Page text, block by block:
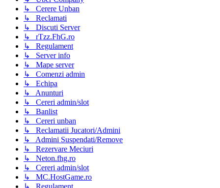
↳ Cerere Unban
↳ Reclamati
↳ Discuti Server
↳ rTzz.FhG.ro
↳ Regulament
↳ Server info
↳ Mape server
↳ Comenzi admin
↳ Echipa
↳ Anunturi
↳ Cereri admin/slot
↳ Banlist
↳ Cereri unban
↳ Reclamatii Jucatori/Admini
↳ Admini Suspendati/Remove
↳ Rezervare Meciuri
↳ Neton.fhg.ro
↳ Cereri admin/slot
↳ MC.HostGame.ro